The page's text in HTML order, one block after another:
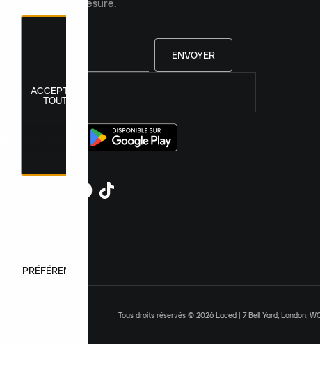
produits sur mesure.
ENVOYER
Tous droits réservés © 2026 Laced | 7 Bell Yard, London,
ACCEPTER
TOUT
PRÉFÉRENCES